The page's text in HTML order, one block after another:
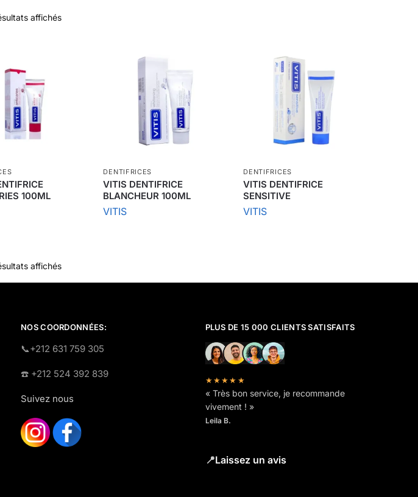
affichés
100ML
DENTIFRICES
VITIS DENTIFRICE
BLANCHEUR 100ML
VITIS
DENTIFRICES
VITIS DENTIFRICE
SENSITIVE
VITIS
affichés
NOS COORDONNÉES:
​📞+212 631 759 305
☎️​ +212 524 392 839
Suivez nous
PLUS DE 15 000 CLIENTS SATISFAITS
★★★★★
« Très bon service, je recommande
vivement ! »
Leila B.
📍Laissez un avis